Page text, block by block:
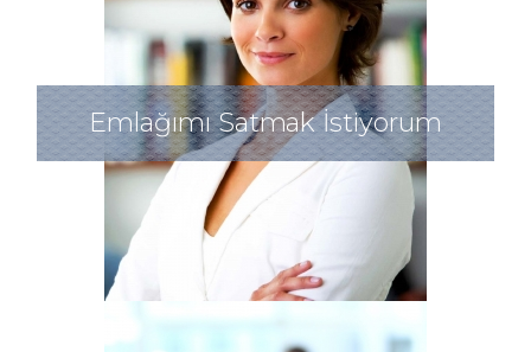
Emlağımı Satmak İstiyorum